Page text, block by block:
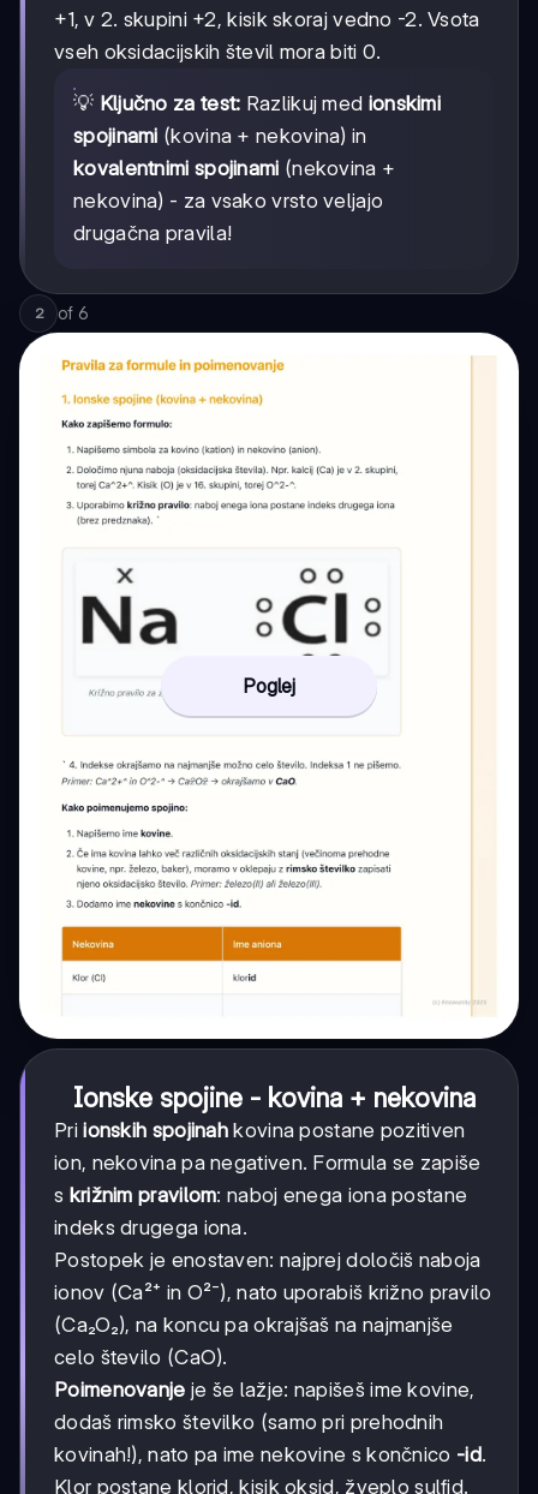
+1, v 2. skupini +2, kisik skoraj vedno -2. Vsota
vseh oksidacijskih števil mora biti 0.
💡 Ključno za test: Razlikuj med ionskimi
spojinami (kovina + nekovina) in
kovalentnimi spojinami (nekovina +
nekovina) - za vsako vrsto veljajo
drugačna pravila!
2 of 6
Poglej
Ionske spojine - kovina + nekovina
Priionskih spojinah kovina postane pozitiven
ion, nekovina pa negativen. Formula se zapiše
s križnim pravilom: naboj enega iona postane
indeks drugega iona.
Postopek je enostaven: najprej določiš naboja
ionov (Ca²⁺ in O²⁻), nato uporabiš križno pravilo
(Ca₂O₂), na koncu pa okrajšaš na najmanjše
celo število (CaO).
Poimenovanje je še lažje: napišeš ime kovine,
dodaš rimsko številko (samo pri prehodnih
kovinah!), nato pa ime nekovine s končnico -id.
Klor postane klorid, kisik oksid, žveplo sulfid.